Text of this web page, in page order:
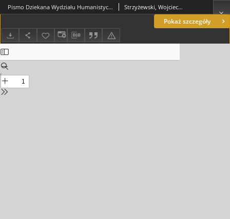
Pokaż szczegóły
Pismo Dziekana Wydziału Humanistycznego o wniesienie pod obrady Senatu UZ wniosku o nadanie tytułu doktora honoris causa Uniwersytetu Zielonogórskiego ks. bp. dr. Adamowi Dyczkowskiemu oraz o powołanie Promotora doktora honorowego w osobie prof. zw. dra hab. Czesława Osękowskiego Strzyżewski, Wojciech (1960- )